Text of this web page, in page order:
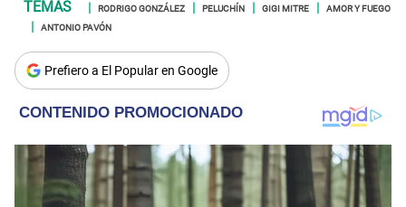
RODRIGO GONZÁLEZ PELUCHÍN GIGI MITRE
AMOR Y FUEGO
ANTONIO PAVÓN
Prefiero a El Popular en Google